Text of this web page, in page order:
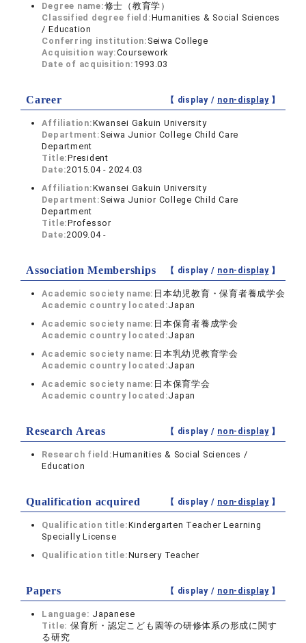
Degree name:修士（教育学）
Classified degree field:Humanities & Social Sciences
/ Education
Conferring institution: Seiwa College
Acquisition way:Coursework
Date of acquisition: 1993.03
Career 【 display / non-display】
Affiliation:Kwansei Gakuin University
Department: Seiwa Junior College Child Care
Department
Title:President
Date:2015.04 - 2024.03
Affiliation:Kwansei Gakuin University
Department: Seiwa Junior College Child Care
Department
Title:Professor
Date:2009.04 -
Association Memberships 【 display / non-display】
Academic society name: 日本幼児教育・保育者養成学会
Academic country located:Japan
Academic society name: 日本保育者養成学会
Academic country located:Japan
Academic society name: 日本乳幼児教育学会
Academic country located:Japan
Academic society name: 日本保育学会
Academic country located:Japan
Research Areas 【 display / non-display】
Research field:Humanities & Social Sciences /
Education
Qualification acquired 【 display / non-display】
Qualification title:Kindergarten Teacher Learning
Specially License
Qualification title:Nursery Teacher
Papers 【 display / non-display】
Language: Japanese
Title: 保育所・認定こども園等の研修体系の形成に関す
る研究